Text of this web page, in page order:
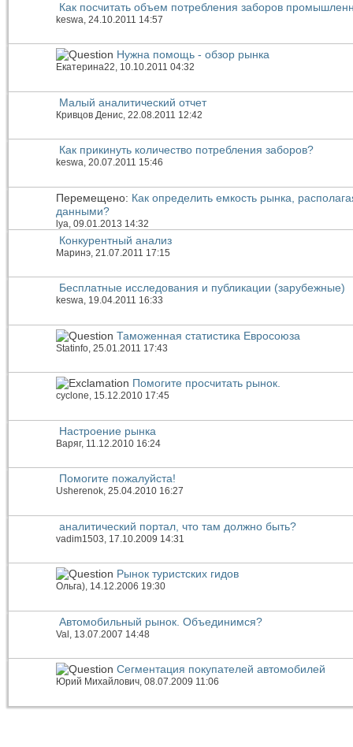
Как посчитать объем потребления заборов
keswa, 24.10.2011 14:57
Нужна помощь - обзор рынка
Екатерина22, 10.10.2011 04:32
Малый аналитический отчет
Кривцов Денис, 22.08.2011 12:42
Как прикинуть количество потребления заборов?
keswa, 20.07.2011 15:46
Перемещено: Как определить емкость рынка,
данными?
lya, 09.01.2013 14:32
Конкурентный анализ
Маринэ, 21.07.2011 17:15
Бесплатные исследования и публикации (зарубежные)
keswa, 19.04.2011 16:33
Таможенная статистика Евросоюза
Statinfo , 25.01.2011 17:43
Помогите просчитать рынок.
cyclone, 15.12.2010 17:45
Настроение рынка
Варяг, 11.12.2010 16:24
Помогите пожалуйста!
Usherenok, 25.04.2010 16:27
аналитический портал, что там должно быть?
vadim1503 , 17.10.2009 14:31
Рынок туристских гидов
Ольга), 14.12.2006 19:30
Автомобильный рынок. Объединимся?
Val , 13.07.2007 14:48
Сегментация покупателей автомобилей
Юрий Михайлович, 08.07.2009 11:06